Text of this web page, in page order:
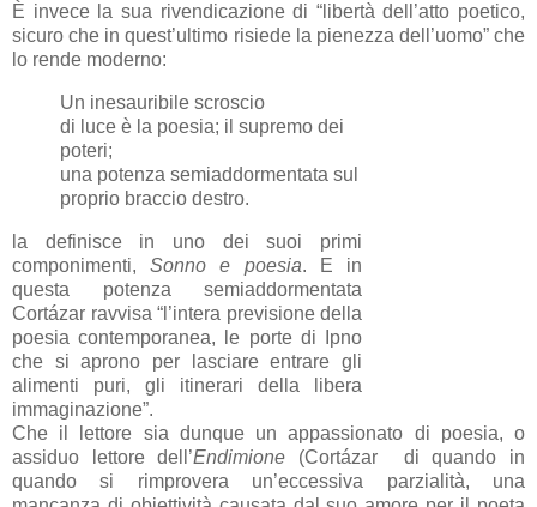
È invece la sua rivendicazione di “libertà dell’atto poetico,
sicuro che in quest’ultimo risiede la pienezza dell’uomo” che
lo rende moderno:
Un inesauribile scroscio
di luce è la poesia; il supremo dei
poteri;
una potenza semiaddormentata sul
proprio braccio destro.
la definisce in uno dei suoi primi
componimenti,Sonno e poesia. E in
questa potenza semiaddormentata
Cortázar ravvisa “l’intera previsione della
poesia contemporanea, le porte di Ipno
che si aprono per lasciare entrare gli
alimenti puri, gli itinerari della libera
immaginazione”.
Che il lettore sia dunque un appassionato di poesia, o
assiduo lettore dell’Endimione (Cortázar di quando in
quando si rimprovera un’eccessiva parzialità, una